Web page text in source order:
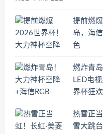
提前燃
岛，海
色
燃炸青
LED电
界杯狂欢
热雪正
雪大跳